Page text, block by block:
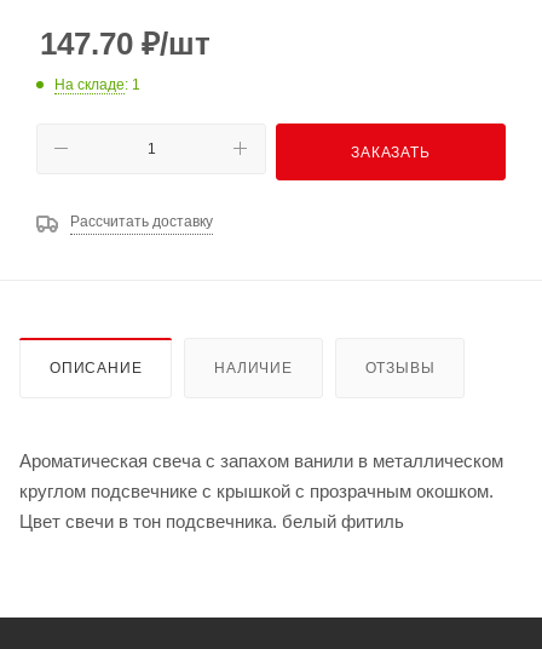
147.70 ₽/шт
На складе: 1
ЗАКАЗАТЬ
Рассчитать доставку
ОПИСАНИЕ НАЛИЧИЕ ОТЗЫВЫ
Ароматическая свеча с запахом ванили в металлическом
круглом подсвечнике с крышкой с прозрачным окошком.
Цвет свечи в тон подсвечника. белый фитиль